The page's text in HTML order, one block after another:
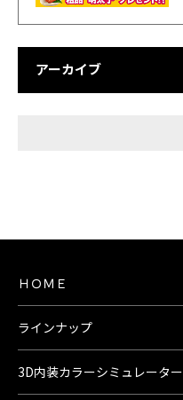
アーカイブ
ＨＯＭＥ
ラインナップ
3D内装カラーシミュレーター